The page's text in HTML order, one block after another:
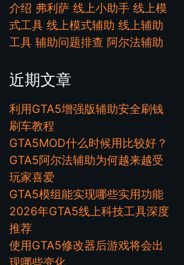
介绍 弗利萨 线上小助手 线上模
式工具 线上模式辅助 线上辅助
工具 辅助问题排查 阿尔法辅助
近期文章
利用GTA5增强版辅助安全刷钱
刷车教程
GTA5MOD什么时候用比较好？
GTA5阿尔法辅助为何越来越受
玩家喜爱
GTA5模组能实现哪些实用功能
2026年GTA5线上科技工具深度
推荐
使用GTA5修改器后游戏将会出
现哪些变化